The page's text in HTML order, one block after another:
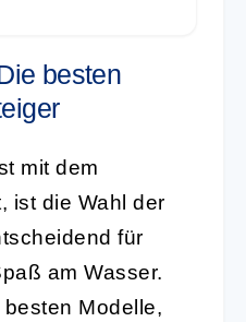
besten
mit dem
ist die Wahl der
für
am Wasser.
Modelle,